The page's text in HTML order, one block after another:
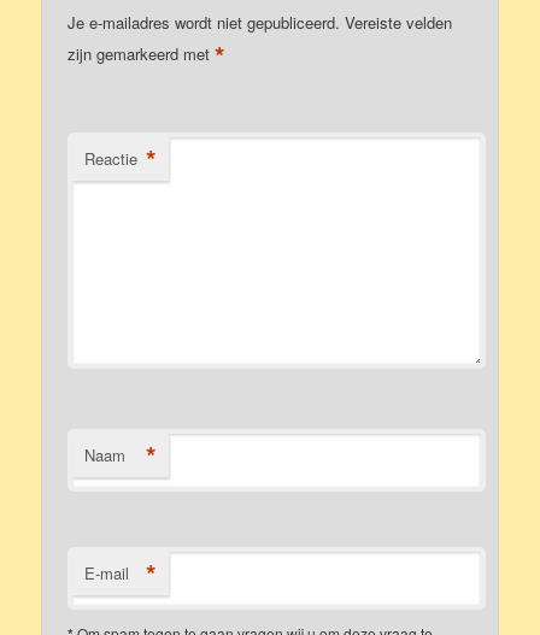
Je e-mailadres wordt niet gepubliceerd. Vereiste velden
zijn gemarkeerd met*
Reactie *
Naam *
E-mail *